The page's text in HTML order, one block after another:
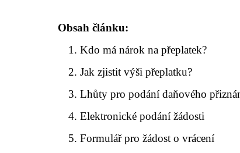
Obsah článku:
Kdo má nárok na přeplatek?
Jak zjistit výši přeplatku?
Lhůty pro podání daňového
Elektronické podání žádosti
Formulář pro žádost o vrácení